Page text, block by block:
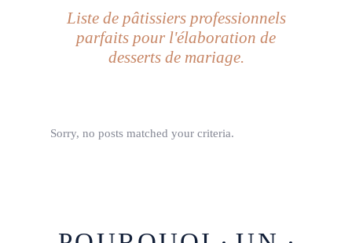
Liste de pâtissiers professionnels
parfaits pour l'élaboration de
desserts de mariage.
Sorry, no posts matched your criteria.